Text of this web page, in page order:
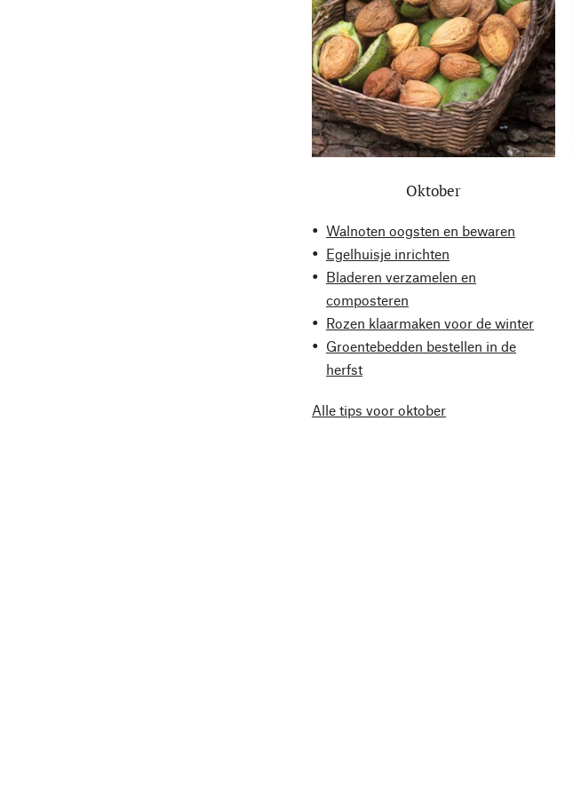
Oktober
Walnoten oogsten en bewaren
Egelhuisje inrichten
Bladeren verzamelen en
composteren
Rozen klaarmaken voor de winter
Groentebedden bestellen in de
herfst
Alle tips voor oktober